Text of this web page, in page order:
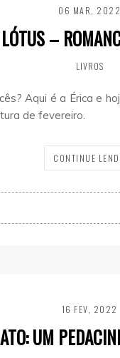
06 MAR, 2022
–
LIVROS
Aqui é a Érica e
de fevereiro.
CONTINUE
16 FEV, 2022
UM